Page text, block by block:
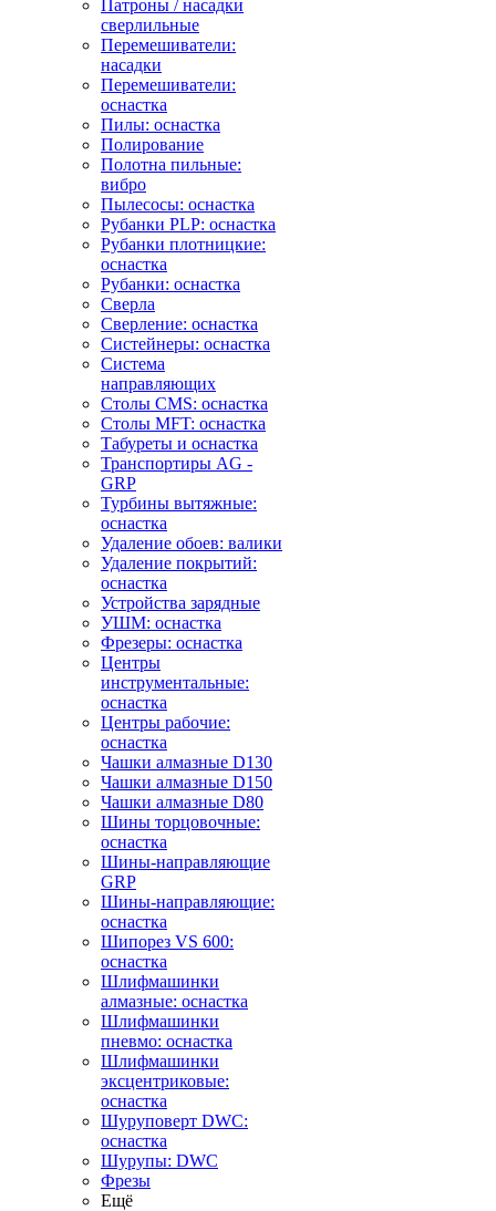
Патроны / насадки
сверлильные
Перемешиватели:
насадки
Перемешиватели:
оснастка
Пилы: оснастка
Полирование
Полотна пильные:
вибро
Пылесосы: оснастка
Рубанки PLP: оснастка
Рубанки плотницкие:
оснастка
Рубанки: оснастка
Сверла
Сверление: оснастка
Систейнеры: оснастка
Система
направляющих
Столы CMS: оснастка
Столы MFT: оснастка
Табуреты и оснастка
Транспортиры AG -
GRP
Турбины вытяжные:
оснастка
Удаление обоев: валики
Удаление покрытий:
оснастка
Устройства зарядные
УШМ: оснастка
Фрезеры: оснастка
Центры
инструментальные:
оснастка
Центры рабочие:
оснастка
Чашки алмазные D130
Чашки алмазные D150
Чашки алмазные D80
Шины торцовочные:
оснастка
Шины-направляющие
GRP
Шины-направляющие:
оснастка
Шипорез VS 600:
оснастка
Шлифмашинки
алмазные: оснастка
Шлифмашинки
пневмо: оснастка
Шлифмашинки
эксцентриковые:
оснастка
Шуруповерт DWC:
оснастка
Шурупы: DWC
Фрезы
Ещё